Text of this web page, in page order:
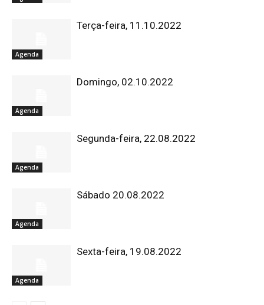
Agenda
Terça-feira, 11.10.2022
Agenda
Domingo, 02.10.2022
Agenda
Segunda-feira, 22.08.2022
Agenda
Sábado 20.08.2022
Agenda
Sexta-feira, 19.08.2022